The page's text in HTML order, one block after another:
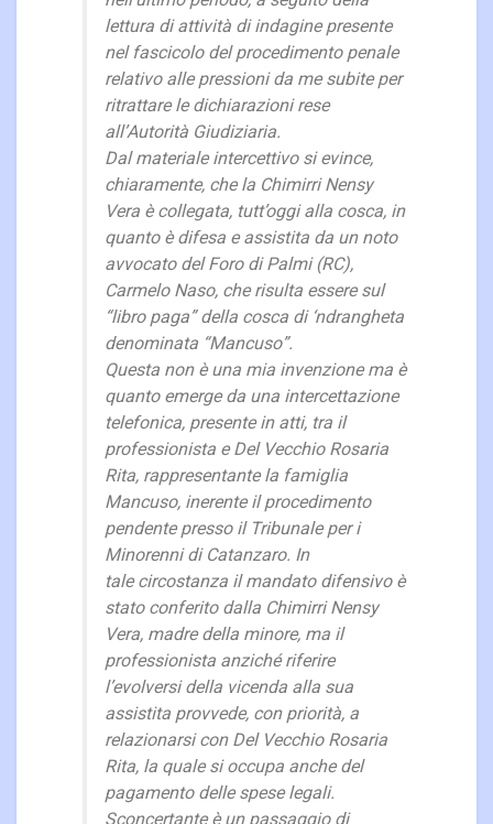
lettura di attività di indagine presente
nel fascicolo del procedimento penale
relativo alle pressioni da me subite per
ritrattare le dichiarazioni rese
all’Autorità Giudiziaria.
Dal materiale intercettivo si evince,
chiaramente, che la Chimirri Nensy
Vera è collegata, tutt’oggi alla cosca, in
quanto è difesa e assistita da un noto
avvocato del Foro di Palmi (RC),
Carmelo Naso, che risulta essere sul
“libro paga” della cosca di ‘ndrangheta
denominata “Mancuso”.
Questa non è una mia invenzione ma è
quanto emerge da una intercettazione
telefonica, presente in atti, tra il
professionista e Del Vecchio Rosaria
Rita, rappresentante la famiglia
Mancuso, inerente il procedimento
pendente presso il Tribunale per i
Minorenni di Catanzaro. In
tale circostanza il mandato difensivo è
stato conferito dalla Chimirri Nensy
Vera, madre della minore, ma il
professionista anziché riferire
l’evolversi della vicenda alla sua
assistita provvede, con priorità, a
relazionarsi con Del Vecchio Rosaria
Rita, la quale si occupa anche del
pagamento delle spese legali.